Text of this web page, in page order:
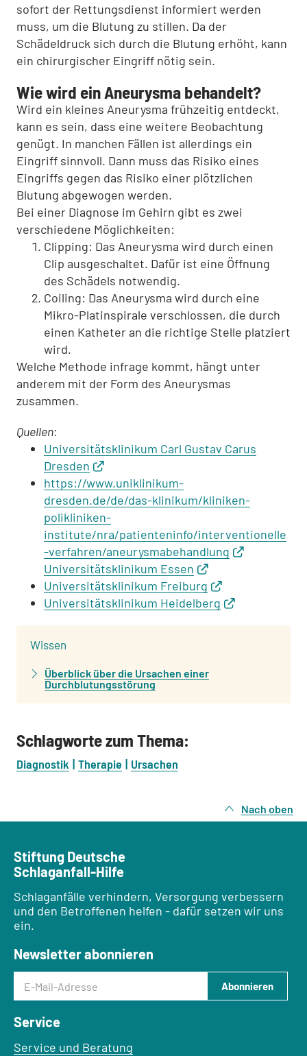
sofort der Rettungsdienst informiert werden
muss, um die Blutung zu stillen. Da der
Schädeldruck sich durch die Blutung erhöht, kann
ein chirurgischer Eingriff nötig sein.
Wie wird ein Aneurysma behandelt?
Wird ein kleines Aneurysma frühzeitig entdeckt,
kann es sein, dass eine weitere Beobachtung
genügt. In manchen Fällen ist allerdings ein
Eingriff sinnvoll. Dann muss das Risiko eines
Eingriffs gegen das Risiko einer plötzlichen
Blutung abgewogen werden.
Bei einer Diagnose im Gehirn gibt es zwei
verschiedene Möglichkeiten:
Clipping: Das Aneurysma wird durch einen
Clip ausgeschaltet. Dafür ist eine Öffnung
des Schädels notwendig.
Coiling: Das Aneurysma wird durch eine
Mikro-Platinspirale verschlossen, die durch
einen Katheter an die richtige Stelle platziert
wird.
Welche Methode infrage kommt, hängt unter
anderem mit der Form des Aneurysmas
zusammen.
Quellen:
Universitätsklinikum Carl Gustav Carus
Dresden
https://www.uniklinikum-
dresden.de/de/das-klinikum/kliniken-
polikliniken-
institute/nra/patienteninfo/interventionelle
-verfahren/aneurysmabehandlung
Universitätsklinikum Essen
Universitätsklinikum Freiburg
Universitätsklinikum Heidelberg
Wissen
Überblick über die Ursachen einer
Durchblutungsstörung
Schlagworte zum Thema:
Diagnostik Therapie Ursachen
Nach oben
Stiftung Deutsche
Schlaganfall-Hilfe
Schlaganfälle verhindern, Versorgung verbessern
und den Betroffenen helfen - dafür setzen wir uns
ein.
Newsletter abonnieren
E-Mail-Adresse
Abonnieren
Service
Service und Beratung